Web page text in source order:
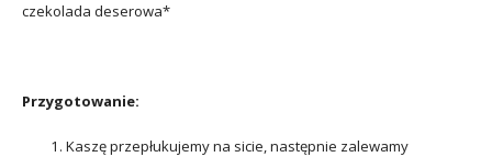
czekolada deserowa*
Przygotowanie:
Kaszę przepłukujemy na sicie, następnie zalewamy